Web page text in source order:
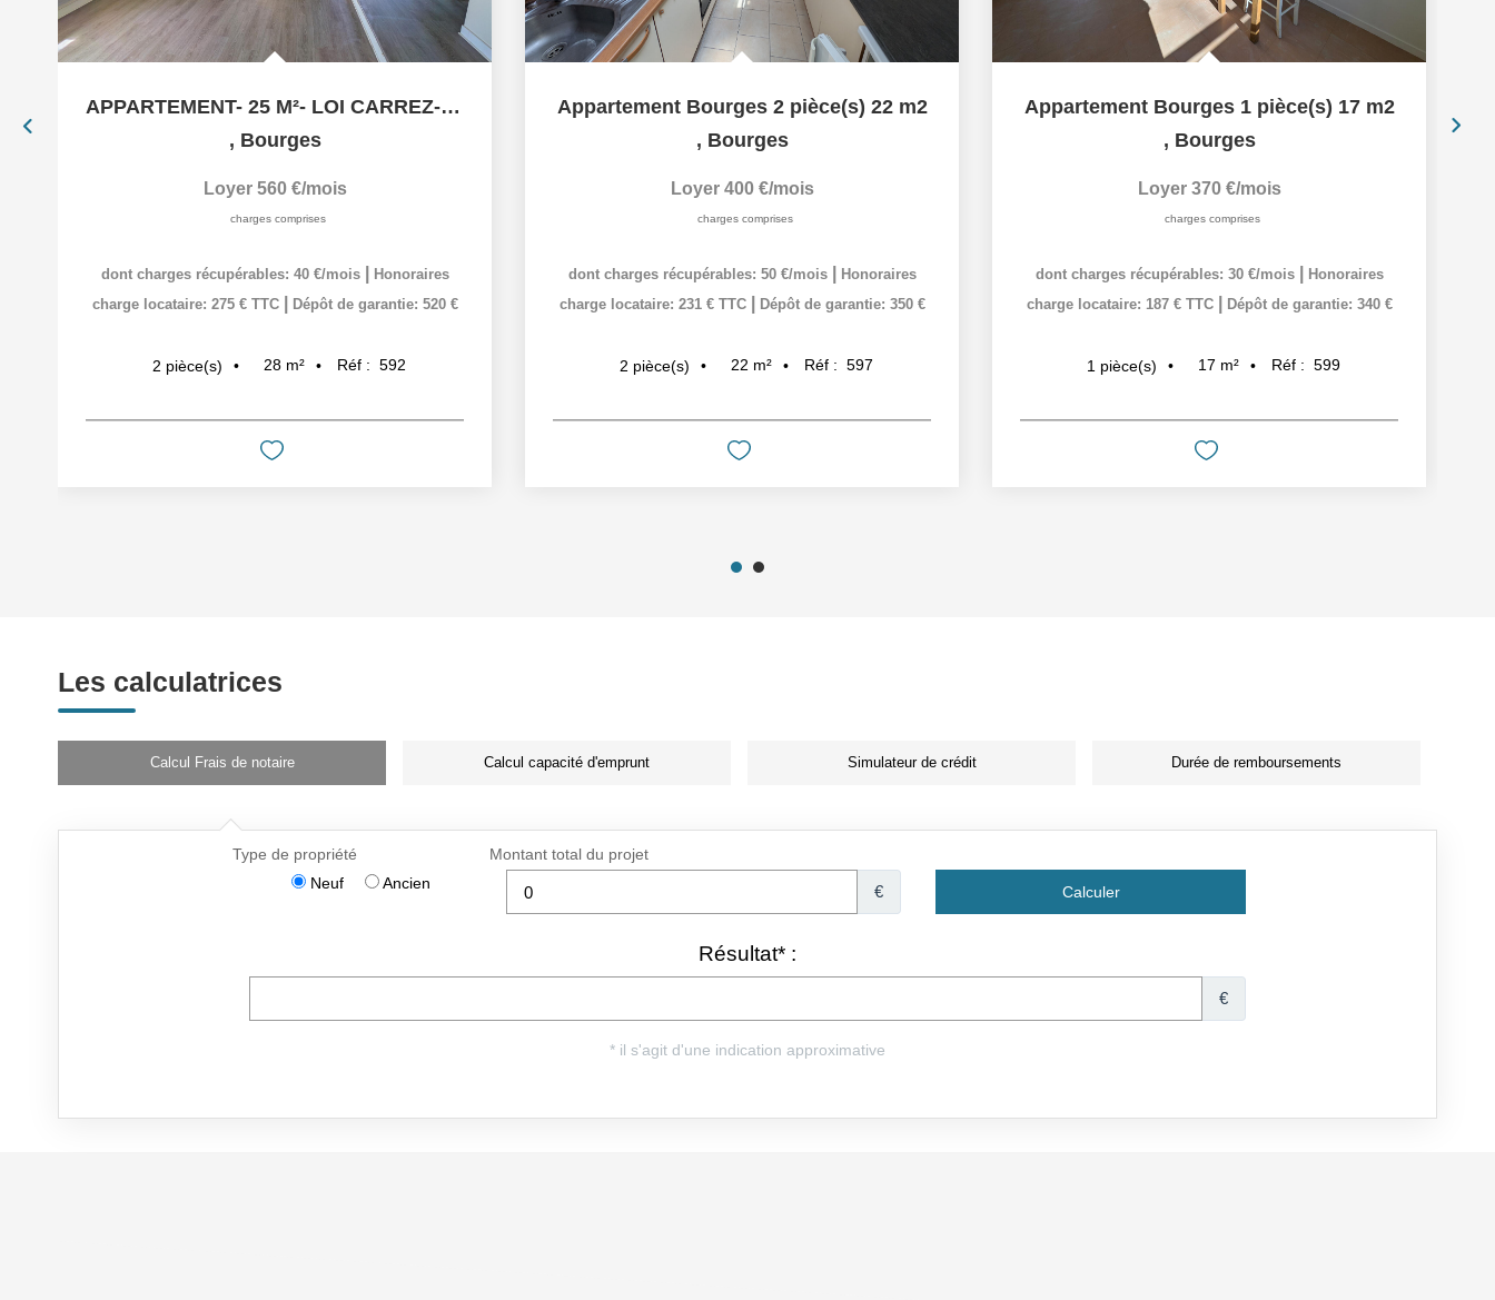
APPARTEMENT- 25 M²- LOI CARREZ- 2° ETG- BOURGES
, Bourges
Loyer 560 €/mois
charges comprises
dont charges récupérables: 40 €/mois
Honoraires
charge locataire: 275 € TTC
Dépôt de garantie: 520 €
2 pièce(s) 28 m² Réf : 592
Appartement Bourges 2 pièce(s) 22 m2
, Bourges
Loyer 400 €/mois
charges comprises
dont charges récupérables: 50 €/mois
Honoraires
charge locataire: 231 € TTC
Dépôt de garantie: 350 €
2 pièce(s) 22 m² Réf : 597
Appartement Bourges 1 pièce(s) 17 m2
, Bourges
Loyer 370 €/mois
charges comprises
dont charges récupérables: 30 €/mois
Honoraires
charge locataire: 187 € TTC
Dépôt de garantie: 340 €
1 pièce(s) 17 m² Réf : 599
Les calculatrices
Calcul Frais de notaire Calcul capacité d'emprunt Simulateur de crédit Durée de remboursements